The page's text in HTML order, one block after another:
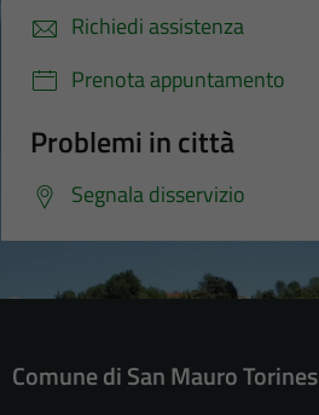
Richiedi assistenza
Prenota appuntamento
Problemi in città
Segnala disservizio
Comune di San Mauro